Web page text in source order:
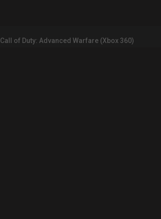
Call of Duty: Advanced Warfare (Xbox 360)